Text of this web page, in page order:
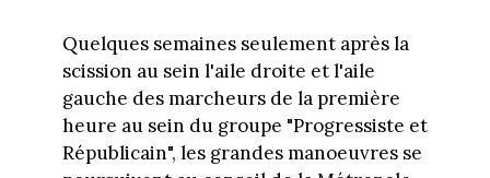
Quelques semaines seulement après la
scission au sein l'aile droite et l'aile
gauche des marcheurs de la première
heure au sein du groupe "Progressiste et
Républicain", les grandes manoeuvres se